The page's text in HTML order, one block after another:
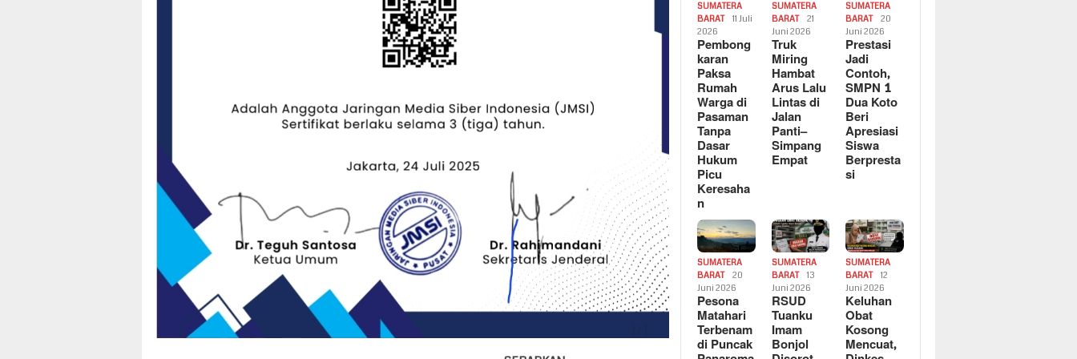
SUMATERA
BARAT
11 Juli
2026
Pembong
karan
Paksa
Rumah
Warga di
Pasaman
Tanpa
Dasar
Hukum
Picu
Keresaha
n
SUMATERA
BARAT
21
Juni 2026
Truk
Miring
Hambat
Arus Lalu
Lintas di
Jalan
Panti–
Simpang
Empat
SUMATERA
BARAT
20
Juni 2026
Prestasi
Jadi
Contoh,
SMPN 1
Dua Koto
Beri
Apresiasi
Siswa
Berpresta
si
SUMATERA
BARAT
20
Juni 2026
Pesona
Matahari
Terbenam
di Puncak
SUMATERA
BARAT
13
Juni 2026
RSUD
Tuanku
Imam
Bonjol
SUMATERA
BARAT
12
Juni 2026
Keluhan
Obat
Kosong
Mencuat,